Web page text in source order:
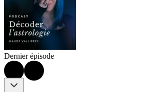
Dernier épisode